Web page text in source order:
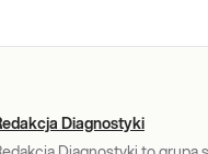
Diagnostyki